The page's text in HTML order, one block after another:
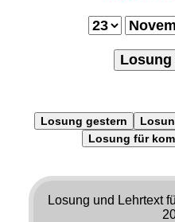
Losung
Losung gestern
Losung für
Losung und Lehrtext